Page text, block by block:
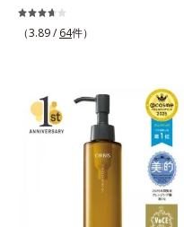
から厳選し、「うるおいの質(*1)」
に着目した初期エイジングケア(*2)
る初期エイジングケアシリーズで
す。「うるおいの質」に着目し、肌
荒れを予防しながらうるおいに満ち
た美しい肌へと導きます。ポーラ・
オルビスグループ独自の肌荒れ防止
有効成分として、「DF-パンテノー
ル(*3)」を国内唯一(*4)、高濃度で
配合。角層のバリア機能にアプロー
（3.89 / 64件）